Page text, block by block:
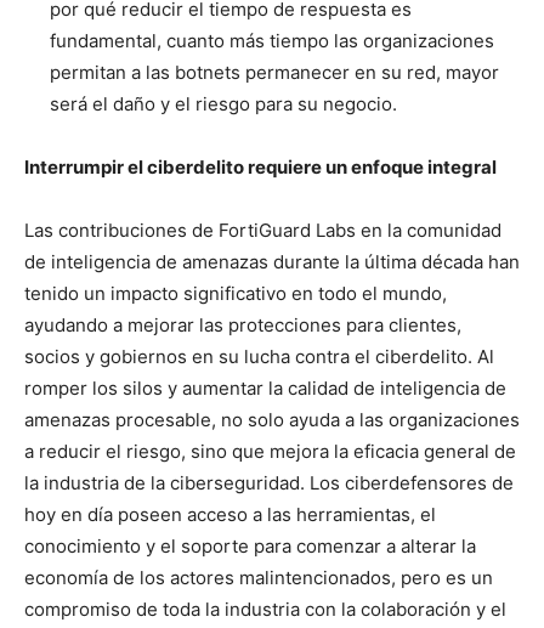
por qué reducir el tiempo de respuesta es
fundamental, cuanto más tiempo las organizaciones
permitan a las botnets permanecer en su red, mayor
será el daño y el riesgo para su negocio.
Interrumpir el ciberdelito requiere un enfoque integral
Las contribuciones de FortiGuard Labs en la comunidad
de inteligencia de amenazas durante la última década han
tenido un impacto significativo en todo el mundo,
ayudando a mejorar las protecciones para clientes,
socios y gobiernos en su lucha contra el ciberdelito. Al
romper los silos y aumentar la calidad de inteligencia de
amenazas procesable, no solo ayuda a las organizaciones
a reducir el riesgo, sino que mejora la eficacia general de
la industria de la ciberseguridad. Los ciberdefensores de
hoy en día poseen acceso a las herramientas, el
conocimiento y el soporte para comenzar a alterar la
economía de los actores malintencionados, pero es un
compromiso de toda la industria con la colaboración y el